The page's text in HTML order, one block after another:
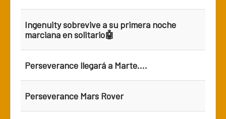
Ingenuity sobrevive a su primera noche
marciana en solitario🤖
Perseverance llegará a Marte....
Perseverance Mars Rover